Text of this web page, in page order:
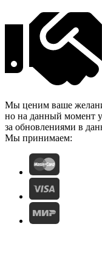
Мы ценим ваше
но на данный момент
за обновлениями в
Мы принимаем: